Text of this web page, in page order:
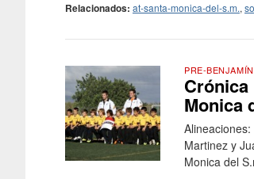
Relacionados: at-santa-monica-del-s.m.,
PRE-BENJAMÍN
Crónica
Monica
Martinez y
Monica del